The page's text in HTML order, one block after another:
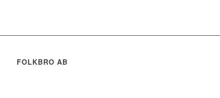
FOLKBRO AB